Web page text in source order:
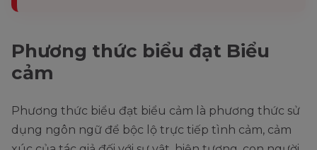
Phương thức biểu đạt Biểu
cảm
Phương thức biểu đạt biểu cảm là phương thức sử
dụng ngôn ngữ để bộc lộ trực tiếp tình cảm, cảm